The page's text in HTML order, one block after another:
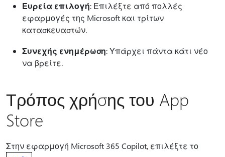
Ευρεία επιλογή: Επιλέξτε από πολλές
εφαρμογές της Microsoft και τρίτων
κατασκευαστών.
Συνεχής ενημέρωση: Υπάρχει πάντα κάτι νέο
να βρείτε.
Τρόπος χρήσης του App
Store
Στην εφαρμογή Microsoft 365 Copilot, επιλέξτε το